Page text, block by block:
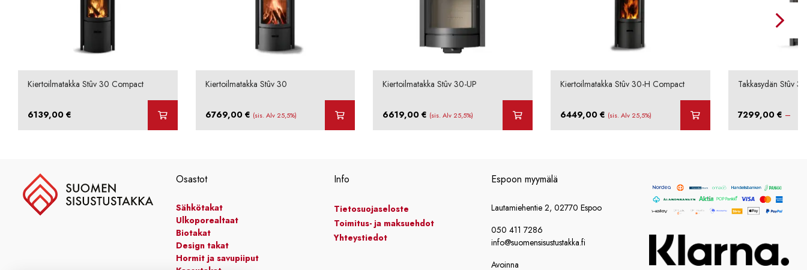
Kiertoilmatakka Stûv 30 Compact
6139,00 €
Kiertoilmatakka Stûv 30
6769,00 € (sis. Alv 25,5%)
Kiertoilmatakka Stûv 30-UP
6619,00€ (sis. Alv 25,5%)
Kiertoilmatakka Stûv 30-H Compact
6449,00 € (sis. Alv 25,5%)
Takkasydän Stûv
7299,00 € –
Osastot
Sähkötakat
Ulkoporealtaat
Biotakat
Design takat
Hormit ja savupiiput
Info
Tietosuojaseloste
Toimitus- ja maksuehdot
Yhteystiedot
Espoon myymälä
Lautamiehentie 2, 02770 Espoo
050 411 7286
info@suomensisustustakka.fi
Avoinna